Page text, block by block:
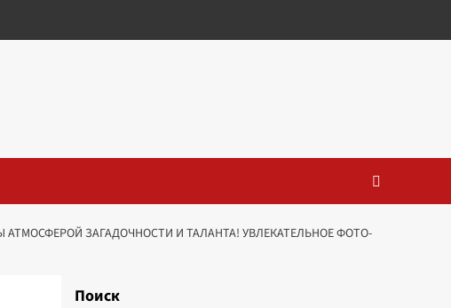
ЗАГАДОЧНОСТИ И ТАЛАНТА! УВЛЕКАТЕЛЬНОЕ ФОТО-
Поиск